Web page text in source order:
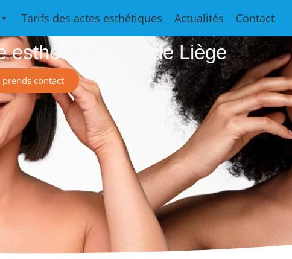
Tarifs des actes esthétiques Actualités Contact
esthétique près de Liège
prends contact